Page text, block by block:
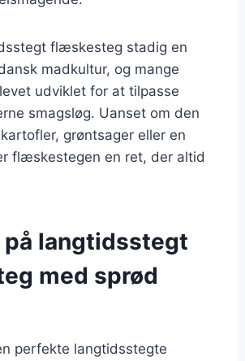
flæskesteg stadig en
madkultur, og mange
udviklet for at tilpasse
smagsløg. Uanset om den
grøntsager eller en
flæskestegen en ret, der altid
langtidsstegt
med sprød
perfekte langtidsstegte